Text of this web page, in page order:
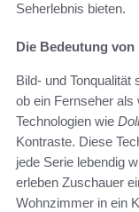
Seherlebnis bieten.
Die Bedeutung
Bild- und Tonqualität
ob ein Fernseher
Technologien wie
Kontraste. Diese
jede Serie lebendig
erleben Zuschauer
Wohnzimmer in ein